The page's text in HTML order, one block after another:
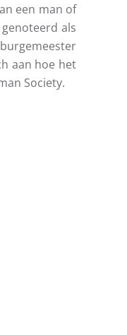
een man of
als
aan hoe het
Society.